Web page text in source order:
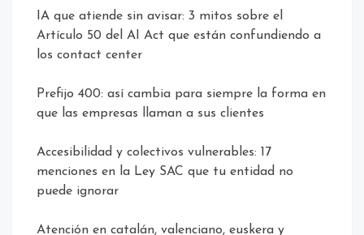
IA que atiende sin avisar: 3 mitos sobre el
Artículo 50 del AI Act que están confundiendo a
los contact center
Prefijo 400: así cambia para siempre la forma en
que las empresas llaman a sus clientes
Accesibilidad y colectivos vulnerables: 17
menciones en la Ley SAC que tu entidad no
puede ignorar
Atención en catalán, valenciano, euskera y